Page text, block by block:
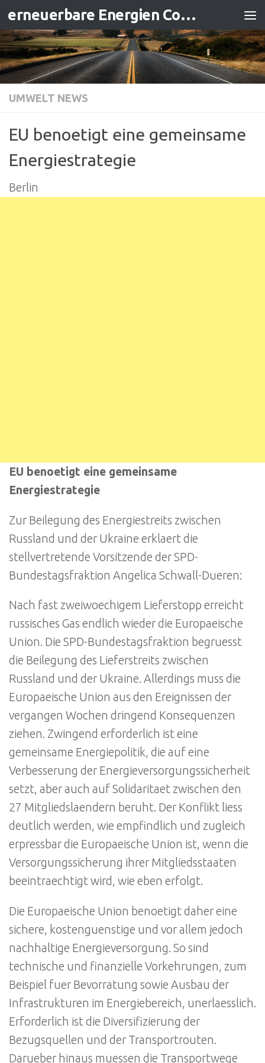
Zum Inhalt springen erneuerbare Energien Contracting
UMWELT NEWS
EU benoetigt eine gemeinsame
Energiestrategie
Berlin
EU benoetigt eine gemeinsame
Energiestrategie
Zur Beilegung des Energiestreits zwischen
Russland und der Ukraine erklaert die
stellvertretende Vorsitzende der SPD-
Bundestagsfraktion Angelica Schwall-Dueren:
Nach fast zweiwoechigem Lieferstopp erreicht
russisches Gas endlich wieder die Europaeische
Union. Die SPD-Bundestagsfraktion begruesst
die Beilegung des Lieferstreits zwischen
Russland und der Ukraine. Allerdings muss die
Europaeische Union aus den Ereignissen der
vergangen Wochen dringend Konsequenzen
ziehen. Zwingend erforderlich ist eine
gemeinsame Energiepolitik, die auf eine
Verbesserung der Energieversorgungssicherheit
setzt, aber auch auf Solidaritaet zwischen den
27 Mitgliedslaendern beruht. Der Konflikt liess
deutlich werden, wie empfindlich und zugleich
erpressbar die Europaeische Union ist, wenn die
Versorgungssicherung ihrer Mitgliedsstaaten
beeintraechtigt wird, wie eben erfolgt.
Die Europaeische Union benoetigt daher eine
sichere, kostenguenstige und vor allem jedoch
nachhaltige Energieversorgung. So sind
technische und finanzielle Vorkehrungen, zum
Beispiel fuer Bevorratung sowie Ausbau der
Infrastrukturen im Energiebereich, unerlaesslich.
Erforderlich ist die Diversifizierung der
Bezugsquellen und der Transportrouten.
Darueber hinaus muessen die Transportwege